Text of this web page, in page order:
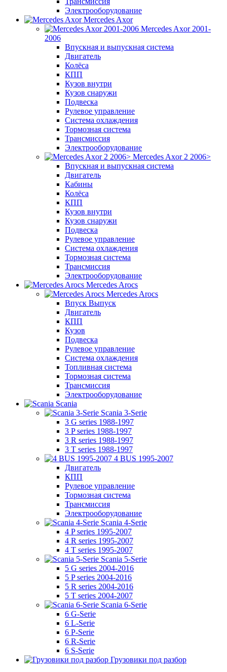
Электрооборудование
Mercedes Axor
Mercedes Axor 2001-
2006
Впускная и выпускная система
Двигатель
Колёса
КПП
Кузов внутри
Кузов снаружи
Подвеска
Рулевое управление
Система охлаждения
Тормозная система
Трансмиссия
Электрооборудование
Mercedes Axor 2 2006>
Впускная и выпускная система
Двигатель
Кабины
Колёса
КПП
Кузов внутри
Кузов снаружи
Подвеска
Рулевое управление
Система охлаждения
Тормозная система
Трансмиссия
Электрооборудование
Mercedes Arocs
Mercedes Arocs
Впуск Выпуск
Двигатель
КПП
Кузов
Подвеска
Рулевое управление
Система охлаждения
Топливная система
Тормозная система
Трансмиссия
Электрооборудование
Scania
Scania 3-Serie
3 G series 1988-1997
3 P series 1988-1997
3 R series 1988-1997
3 T series 1988-1997
4 BUS 1995-2007
Двигатель
КПП
Рулевое управление
Тормозная система
Трансмиссия
Электрооборудование
Scania 4-Serie
4 P series 1995-2007
4 R series 1995-2007
4 T series 1995-2007
Scania 5-Serie
5 G series 2004-2016
5 P series 2004-2016
5 R series 2004-2016
5 T series 2004-2007
Scania 6-Serie
6 G-Serie
6 L-Serie
6 P-Serie
6 R-Serie
6 S-Serie
Грузовики под разбор